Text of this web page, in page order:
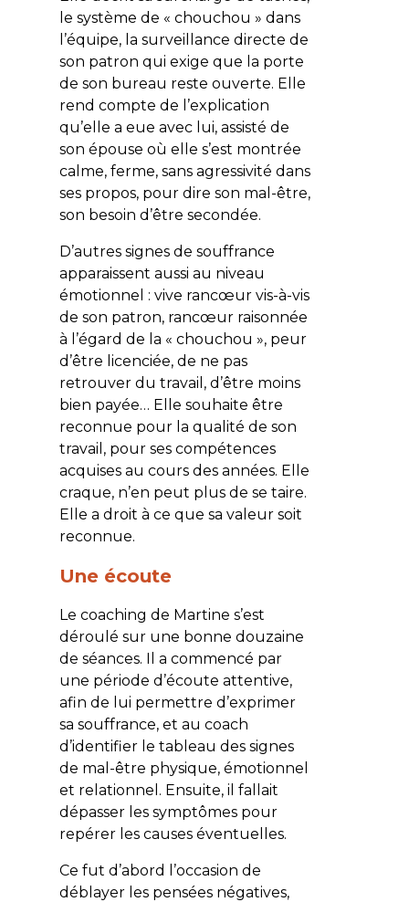
le système de « chouchou » dans
l’équipe, la surveillance directe de
son patron qui exige que la porte
de son bureau reste ouverte. Elle
rend compte de l’explication
qu’elle a eue avec lui, assisté de
son épouse où elle s’est montrée
calme, ferme, sans agressivité dans
ses propos, pour dire son mal-être,
son besoin d’être secondée.
D’autres signes de souffrance
apparaissent aussi au niveau
émotionnel : vive rancœur vis-à-vis
de son patron, rancœur raisonnée
à l’égard de la « chouchou », peur
d’être licenciée, de ne pas
retrouver du travail, d’être moins
bien payée… Elle souhaite être
reconnue pour la qualité de son
travail, pour ses compétences
acquises au cours des années. Elle
craque, n’en peut plus de se taire.
Elle a droit à ce que sa valeur soit
reconnue.
Une écoute
Le coaching de Martine s’est
déroulé sur une bonne douzaine
de séances. Il a commencé par
une période d’écoute attentive,
afin de lui permettre d’exprimer
sa souffrance, et au coach
d’identifier le tableau des signes
de mal-être physique, émotionnel
et relationnel. Ensuite, il fallait
dépasser les symptômes pour
repérer les causes éventuelles.
Ce fut d’abord l’occasion de
déblayer les pensées négatives,